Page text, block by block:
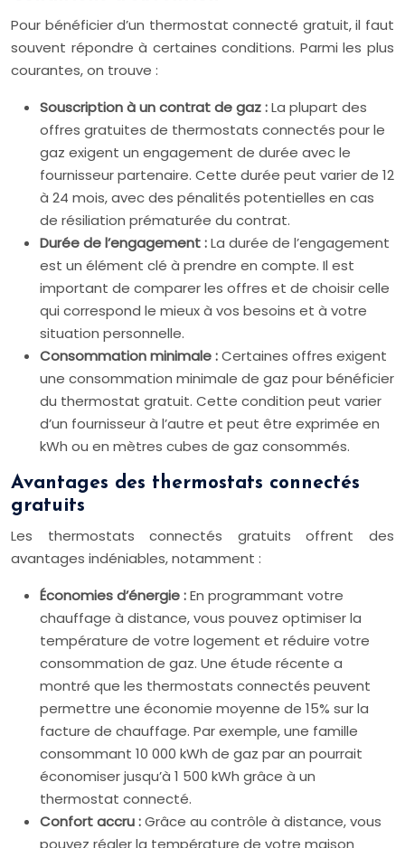
Pour bénéficier d’un thermostat connecté gratuit, il faut
souvent répondre à certaines conditions. Parmi les plus
courantes, on trouve :
Souscription à un contrat de gaz :La plupart des
offres gratuites de thermostats connectés pour le
gaz exigent un engagement de durée avec le
fournisseur partenaire. Cette durée peut varier de 12
à 24 mois, avec des pénalités potentielles en cas
de résiliation prématurée du contrat.
Durée de l’engagement :La durée de l’engagement
est un élément clé à prendre en compte. Il est
important de comparer les offres et de choisir celle
qui correspond le mieux à vos besoins et à votre
situation personnelle.
Consommation minimale :Certaines offres exigent
une consommation minimale de gaz pour bénéficier
du thermostat gratuit. Cette condition peut varier
d’un fournisseur à l’autre et peut être exprimée en
kWh ou en mètres cubes de gaz consommés.
Avantages des thermostats connectés
gratuits
Les thermostats connectés gratuits offrent des
avantages indéniables, notamment :
Économies d’énergie :En programmant votre
chauffage à distance, vous pouvez optimiser la
température de votre logement et réduire votre
consommation de gaz. Une étude récente a
montré que les thermostats connectés peuvent
permettre une économie moyenne de 15% sur la
facture de chauffage. Par exemple, une famille
consommant 10 000 kWh de gaz par an pourrait
économiser jusqu’à 1 500 kWh grâce à un
thermostat connecté.
Confort accru :Grâce au contrôle à distance, vous
pouvez régler la température de votre maison